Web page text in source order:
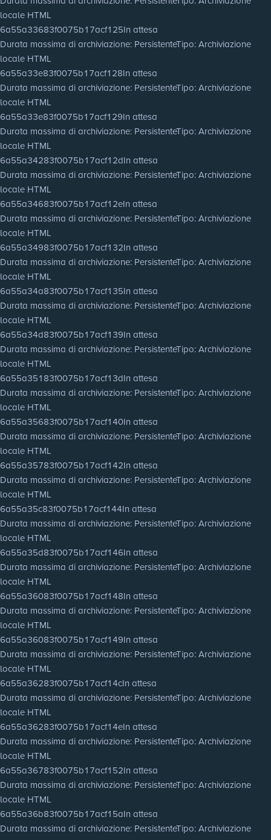
locale HTML
6a55a33683f0075b17acf125In attesa
Durata massima di archiviazione: PersistenteTipo: Archiviazione
locale HTML
6a55a33e83f0075b17acf128In attesa
Durata massima di archiviazione: PersistenteTipo: Archiviazione
locale HTML
6a55a33e83f0075b17acf129In attesa
Durata massima di archiviazione: PersistenteTipo: Archiviazione
locale HTML
6a55a34283f0075b17acf12dIn attesa
Durata massima di archiviazione: PersistenteTipo: Archiviazione
locale HTML
6a55a34683f0075b17acf12eIn attesa
Durata massima di archiviazione: PersistenteTipo: Archiviazione
locale HTML
6a55a34983f0075b17acf132In attesa
Durata massima di archiviazione: PersistenteTipo: Archiviazione
locale HTML
6a55a34a83f0075b17acf135In attesa
Durata massima di archiviazione: PersistenteTipo: Archiviazione
locale HTML
6a55a34d83f0075b17acf139In attesa
Durata massima di archiviazione: PersistenteTipo: Archiviazione
locale HTML
6a55a35183f0075b17acf13dIn attesa
Durata massima di archiviazione: PersistenteTipo: Archiviazione
locale HTML
6a55a35683f0075b17acf140In attesa
Durata massima di archiviazione: PersistenteTipo: Archiviazione
locale HTML
6a55a35783f0075b17acf142In attesa
Durata massima di archiviazione: PersistenteTipo: Archiviazione
locale HTML
6a55a35c83f0075b17acf144In attesa
Durata massima di archiviazione: PersistenteTipo: Archiviazione
locale HTML
6a55a35d83f0075b17acf146In attesa
Durata massima di archiviazione: PersistenteTipo: Archiviazione
locale HTML
6a55a36083f0075b17acf148In attesa
Durata massima di archiviazione: PersistenteTipo: Archiviazione
locale HTML
6a55a36083f0075b17acf149In attesa
Durata massima di archiviazione: PersistenteTipo: Archiviazione
locale HTML
6a55a36283f0075b17acf14cIn attesa
Durata massima di archiviazione: PersistenteTipo: Archiviazione
locale HTML
6a55a36283f0075b17acf14eIn attesa
Durata massima di archiviazione: PersistenteTipo: Archiviazione
locale HTML
6a55a36783f0075b17acf152In attesa
Durata massima di archiviazione: PersistenteTipo: Archiviazione
locale HTML
6a55a36b83f0075b17acf15aIn attesa
Durata massima di archiviazione: PersistenteTipo: Archiviazione